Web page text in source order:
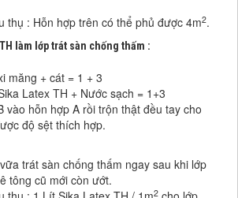
thụ : Hỗn hợp trên có thể phủ được 4m2.
làm lớp trát sàn chống thấm :
măng + cát = 1 + 3
Latex TH + Nước sạch = 1+3
vào hỗn hợp A rồi trộn thật đều tay cho
độ sệt thích hợp.
trát sàn chống thấm ngay sau khi lớp
tông cũ mới còn ướt.
2